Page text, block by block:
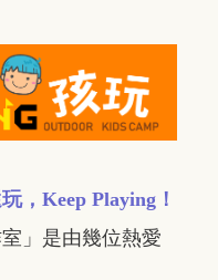
，Keep Playing！
」是由幾位熱愛